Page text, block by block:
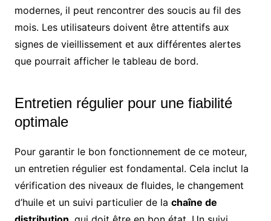
modernes, il peut rencontrer des soucis au fil des
mois. Les utilisateurs doivent être attentifs aux
signes de vieillissement et aux différentes alertes
que pourrait afficher le tableau de bord.
Entretien régulier pour une fiabilité
optimale
Pour garantir le bon fonctionnement de ce moteur,
un entretien régulier est fondamental. Cela inclut la
vérification des niveaux de fluides, le changement
d’huile et un suivi particulier de la chaîne de